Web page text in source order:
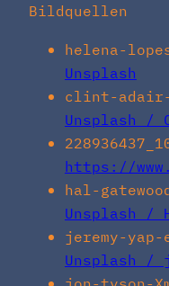
Bildquellen
helena-
Unsplash
clint-adair-
Unsplash /
https://
hal-
Unsplash /
jeremy-yap-
Unsplash /